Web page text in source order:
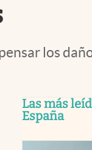
los
Las más
España